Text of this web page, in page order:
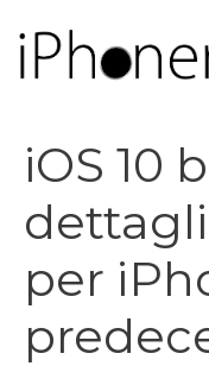
contenuto
iOS 10
per